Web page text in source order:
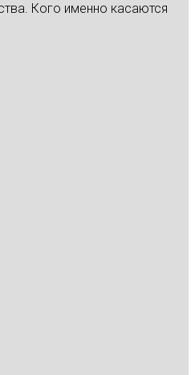
Кого именно касаются